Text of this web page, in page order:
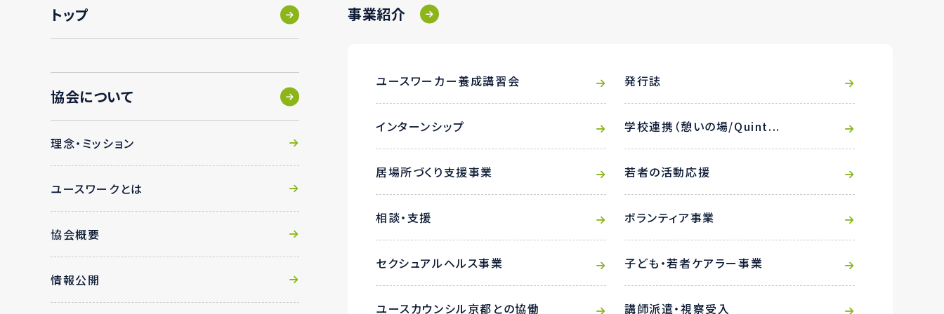
トップ
協会について
理念・ミッション
ユースワークとは
協会概要
情報公開
事業紹介
ユースワーカー養成講習会 発行誌
インターンシップ 学校連携（憩いの場/Quint...
居場所づくり支援事業 若者の活動応援
相談・支援 ボランティア事業
セクシュアルヘルス事業 子ども・若者ケアラー事業
ユースカウンシル京都との協働 講師派遣・視察受入